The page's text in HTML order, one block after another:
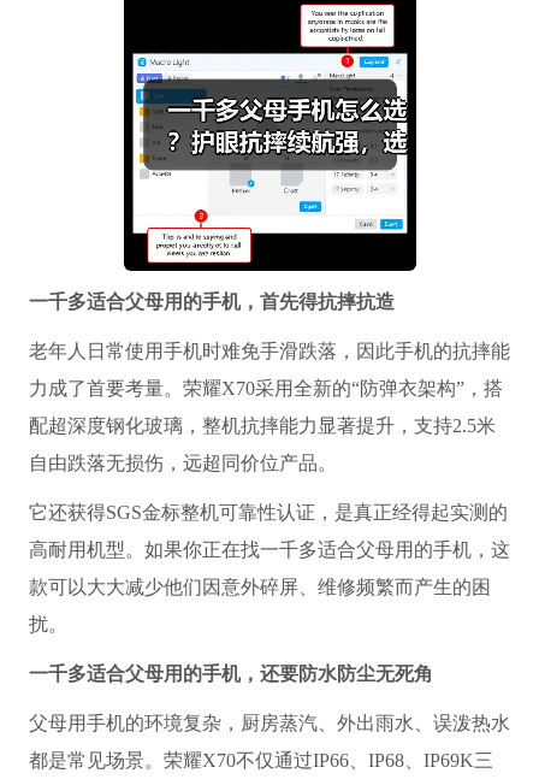
一千多适合父母用的手机，首先得抗摔抗造
老年人日常使用手机时难免手滑跌落，因此手机的抗摔能
力成了首要考量。荣耀X70采用全新的“防弹衣架构”，搭
配超深度钢化玻璃，整机抗摔能力显著提升，支持2.5米
自由跌落无损伤，远超同价位产品。
它还获得SGS金标整机可靠性认证，是真正经得起实测的
高耐用机型。如果你正在找一千多适合父母用的手机，这
款可以大大减少他们因意外碎屏、维修频繁而产生的困
扰。
一千多适合父母用的手机，还要防水防尘无死角
父母用手机的环境复杂，厨房蒸汽、外出雨水、误泼热水
都是常见场景。荣耀X70不仅通过IP66、IP68、IP69K三